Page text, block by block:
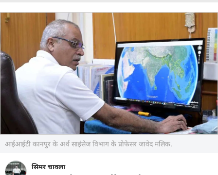
आईआईटी कानपुर के अर्थ साइंसेज विभाग के प्रोफेसर जावेद मलिक.
सिमर चावला